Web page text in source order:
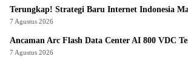
Terungkap! Strategi Baru Internet Indonesia
7 Agustus 2026
Ancaman Arc Flash Data Center AI 800 VDC
7 Agustus 2026